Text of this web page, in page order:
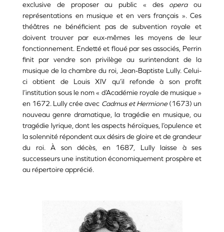
exclusive de proposer au public « des operaou
représentations en musique et en vers français ». Ces
théâtres ne bénéficient pas de subvention royale et
doivent trouver par eux-mêmes les moyens de leur
fonctionnement. Endetté et floué par ses associés, Perrin
finit par vendre son privilège au surintendant de la
musique de la chambre du roi, Jean-Baptiste Lully. Celui-
ci obtient de Louis XIV qu’il refonde à son profit
l’institution sous le nom « d’Académie royale de musique »
en 1672. Lully crée avec Cadmus et Hermione(1673) un
nouveau genre dramatique, la tragédie en musique, ou
tragédie lyrique, dont les aspects héroïques, l’opulence et
lasolennité répondent aux désirs de gloire et de grandeur
du roi. À son décès, en 1687, Lully laisse à ses
successeurs une institution économiquement prospère et
au répertoire apprécié.